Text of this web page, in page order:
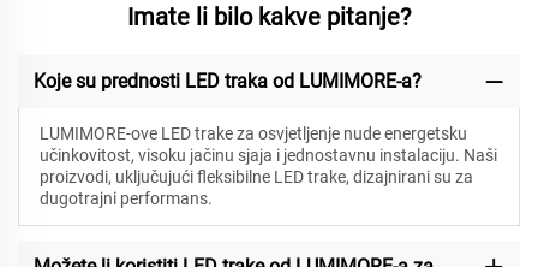
Imate li bilo kakve pitanje?
Koje su prednosti LED traka od LUMIMORE-a?
LUMIMORE-ove LED trake za osvjetljenje nude energetsku
učinkovitost, visoku jačinu sjaja i jednostavnu instalaciju. Naši
proizvodi, uključujući fleksibilne LED trake, dizajnirani su za
dugotrajni performans.